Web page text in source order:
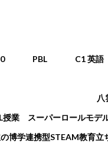
PBL C1 英語
授業 スーパーロールモデ
博学連携型STEAM教育立